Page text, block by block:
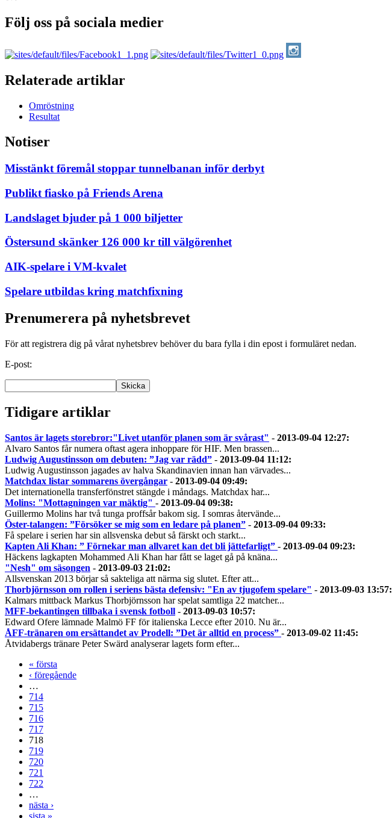
Följ oss på sociala medier
Relaterade artiklar
Omröstning
Resultat
Notiser
Misstänkt föremål stoppar tunnelbanan inför derbyt
Publikt fiasko på Friends Arena
Landslaget bjuder på 1 000 biljetter
Östersund skänker 126 000 kr till välgörenhet
AIK-spelare i VM-kvalet
Spelare utbildas kring matchfixning
Prenumerera på nyhetsbrevet
För att registrera dig på vårat nyhetsbrev behöver du bara fylla i din epost i formuläret nedan.
E-post:
Tidigare artiklar
Santos är lagets storebror:"Livet utanför planen som är svårast" - 2013-09-04 12:27:
Alvaro Santos får numera oftast agera inhoppare för HIF. Men brassen...
Ludwig Augustinsson om debuten: ”Jag var rädd” - 2013-09-04 11:12:
Ludwig Augustinsson jagades av halva Skandinavien innan han värvades...
Matchdax listar sommarens övergångar - 2013-09-04 09:49:
Det internationella transferfönstret stängde i måndags. Matchdax har...
Molins: "Mottagningen var mäktig" - 2013-09-04 09:38:
Guillermo Molins har två tunga proffsår bakom sig. I somras återvände...
Öster-talangen: ”Försöker se mig som en ledare på planen” - 2013-09-04 09:33:
Få spelare i serien har sin allsvenska debut så färskt och starkt...
Kapten Ali Khan: ” Förnekar man allvaret kan det bli jättefarligt” - 2013-09-04 09:23:
Häckens lagkapten Mohammed Ali Khan har fått se laget gå på knäna...
"Nesh" om säsongen - 2013-09-03 21:02:
Allsvenskan 2013 börjar så sakteliga att närma sig slutet. Efter att...
Thorbjörnsson om rollen i seriens bästa defensiv: "En av tjugofem spelare" - 2013-09-03 13:57:
Kalmars mittback Markus Thorbjörnsson har spelat samtliga 22 matcher...
MFF-bekantingen tillbaka i svensk fotboll - 2013-09-03 10:57:
Edward Ofere lämnade Malmö FF för italienska Lecce efter 2010. Nu är...
ÅFF-tränaren om ersättandet av Prodell: ”Det är alltid en process” - 2013-09-02 11:45:
Åtvidabergs tränare Peter Swärd analyserar lagets form efter...
« första
‹ föregående
…
714
715
716
717
718
719
720
721
722
…
nästa ›
sista »